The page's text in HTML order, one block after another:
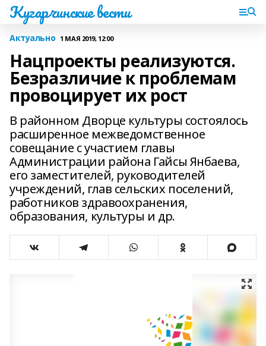
Кугарчинские вести
Актуально 1 МАЯ 2019, 12:00
Нацпроекты реализуются.
Безразличие к проблемам
провоцирует их рост
В районном Дворце культуры состоялось
расширенное межведомственное
совещание с участием главы
Администрации района Гайсы Янбаева,
его заместителей, руководителей
учреждений, глав сельских поселений,
работников здравоохранения,
образования, культуры и др.